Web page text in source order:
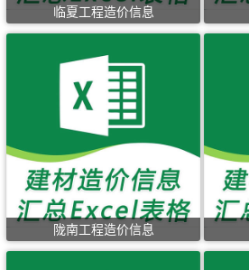
临夏工程造价信息
陇南工程造价信息